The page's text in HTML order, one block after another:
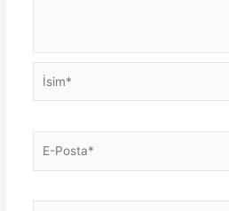
Posta*